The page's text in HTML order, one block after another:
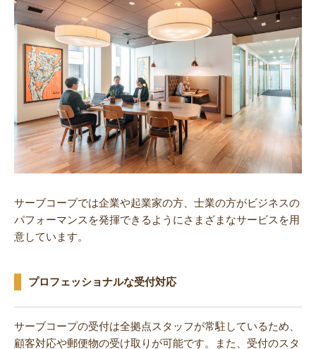
サーブコープでは企業や起業家の方、士業の方がビジネスの
パフォーマンスを発揮できるようにさまざまなサービスを用
意しています。
プロフェッショナルな受付対応
サーブコープの受付は全拠点スタッフが常駐しているため、
顧客対応や郵便物の受け取りが可能です。また、受付のスタ